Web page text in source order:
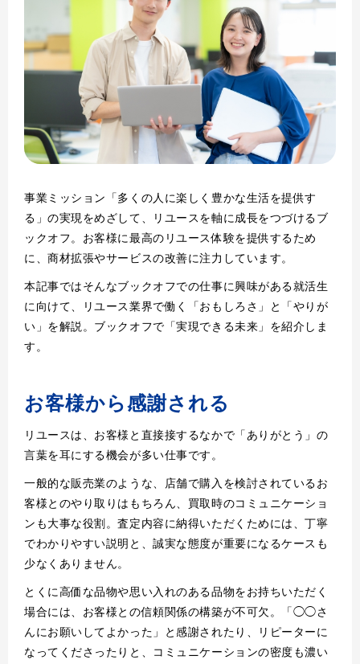
事業ミッション「多くの人に楽しく豊かな生活を提供す
る」の実現をめざして、リユースを軸に成長をつづけるブ
ックオフ。お客様に最高のリユース体験を提供するため
に、商材拡張やサービスの改善に注力しています。
本記事ではそんなブックオフでの仕事に興味がある就活生
に向けて、リユース業界で働く「おもしろさ」と「やりが
い」を解説。ブックオフで「実現できる未来」を紹介しま
す。
お客様から感謝される
リユースは、お客様と直接接するなかで「ありがとう」の
言葉を耳にする機会が多い仕事です。
一般的な販売業のような、店舗で購入を検討されているお
客様とのやり取りはもちろん、買取時のコミュニケーショ
ンも大事な役割。査定内容に納得いただくためには、丁寧
でわかりやすい説明と、誠実な態度が重要になるケースも
少なくありません。
とくに高価な品物や思い入れのある品物をお持ちいただく
場合には、お客様との信頼関係の構築が不可欠。「◯◯さ
んにお願いしてよかった」と感謝されたり、リピーターに
なってくださったりと、コミュニケーションの密度も濃い